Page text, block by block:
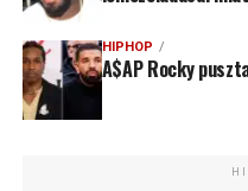
HIPHOP
A$AP Rocky